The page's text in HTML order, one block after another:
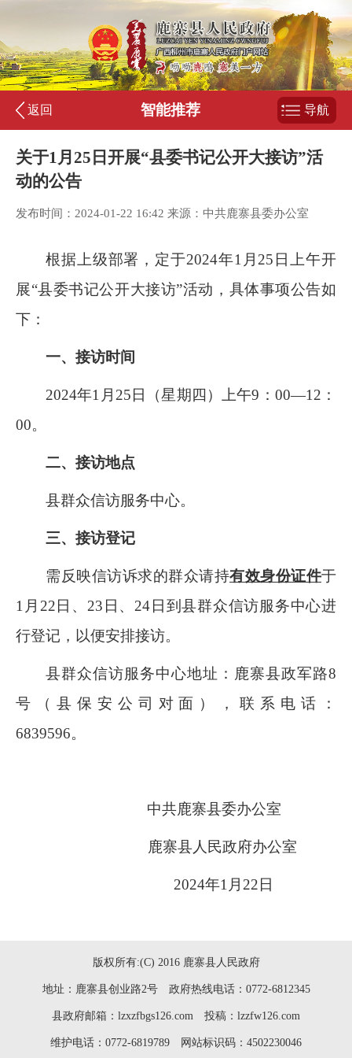
返回 智能推荐 导航
关于1月25日开展“县委书记公开大接访”活
动的公告
发布时间：2024-01-22 16:42 来源：中共鹿寨县委办公室
根据上级部署，定于2024年1 月25 日上午开
展“县委书记公开大接访”活动，具体事项公告如
下：
一、接访时间
2024年1 月 25 日（星期四）上午9：00—12：
00。
二、接访地点
县群众信访服务中心。
三、接访登记
需反映信访诉求的群众请持有效身份证件于
1 月 22 日、 23 日、 24 日到县群众信访服务中心进
行登记，以便安排接访。
县群众信访服务中心地址：鹿寨县政军路8
号（县保安公司对面），联系电话：
6839596。
中共鹿寨县委办公室
鹿寨县人民政府办公室
2024年1月 22 日
版权所有:(C) 2016 鹿寨县人民政府
地址：鹿寨县创业路2号 政府热线电话：0772-6812345
县政府邮箱：lzxzfbgs126.com 投稿：lzzfw126.com
维护电话：0772-6819789 网站标识码：4502230046